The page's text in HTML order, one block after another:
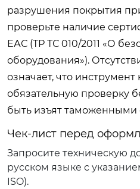
разрушения покрытия
проверьте наличие
ЕАС (ТР ТС 010/2011 «О
оборудования»).
означает, что
обязательную проверку
быть изъят таможенными
Чек-лист перед
Запросите техническую
русском языке с
ISO).